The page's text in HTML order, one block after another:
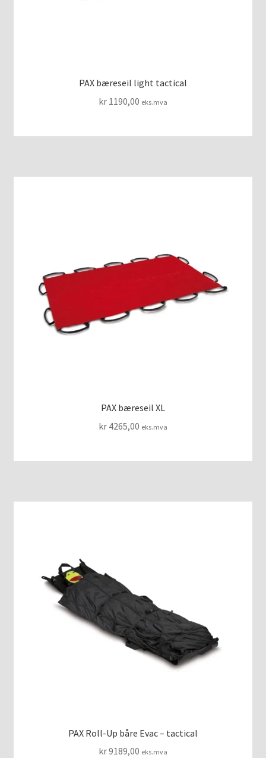
PAX bæreseil light tactical
kr 1190,00 eks.mva
PAX bæreseil XL
kr 4265,00 eks.mva
PAX Roll-Up båre Evac – tactical
kr9189,00 eks.mva